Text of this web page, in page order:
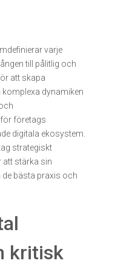
varje
till pålitlig och
att skapa
dynamiken
företags
digitala ekosystem.
strategiskt
stärka sin
bästa praxis och
kritisk